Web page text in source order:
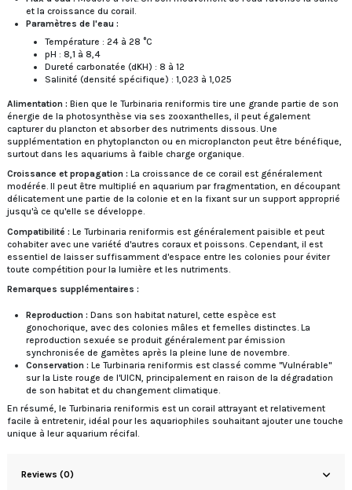
et la croissance du corail.
Paramètres de l'eau :
Température : 24 à 28 °C
pH : 8,1 à 8,4
Dureté carbonatée (dKH) : 8 à 12
Salinité (densité spécifique) : 1,023 à 1,025
Alimentation : Bien que le Turbinaria reniformis tire une grande partie de son
énergie de la photosynthèse via ses zooxanthelles, il peut également
capturer du plancton et absorber des nutriments dissous. Une
supplémentation en phytoplancton ou en microplancton peut être bénéfique,
surtout dans les aquariums à faible charge organique.
Croissance et propagation : La croissance de ce corail est généralement
modérée. Il peut être multiplié en aquarium par fragmentation, en découpant
délicatement une partie de la colonie et en la fixant sur un support approprié
jusqu'à ce qu'elle se développe.
Compatibilité : Le Turbinaria reniformis est généralement paisible et peut
cohabiter avec une variété d'autres coraux et poissons. Cependant, il est
essentiel de laisser suffisamment d'espace entre les colonies pour éviter
toute compétition pour la lumière et les nutriments.
Remarques supplémentaires :
Reproduction : Dans son habitat naturel, cette espèce est
gonochorique, avec des colonies mâles et femelles distinctes. La
reproduction sexuée se produit généralement par émission
synchronisée de gamètes après la pleine lune de novembre.
Conservation : Le Turbinaria reniformis est classé comme "Vulnérable"
sur la Liste rouge de l'UICN, principalement en raison de la dégradation
de son habitat et du changement climatique.
En résumé, le Turbinaria reniformis est un corail attrayant et relativement
facile à entretenir, idéal pour les aquariophiles souhaitant ajouter une touche
unique à leur aquarium récifal.
Reviews (0)